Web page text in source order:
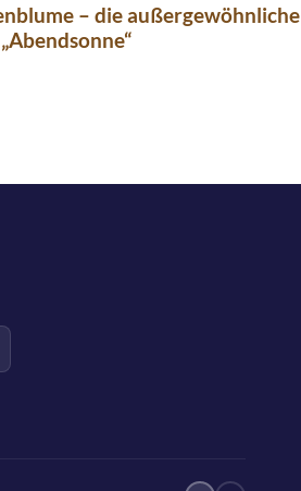
– die außergewöhnliche